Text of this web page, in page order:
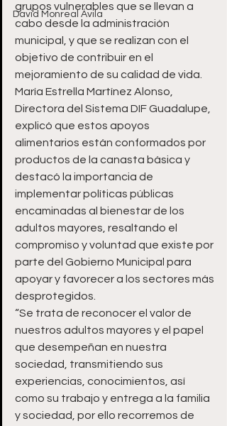
David Monreal Ávila
grupos vulnerables que se llevan a
cabo desde la administración
municipal, y que se realizan con el
objetivo de contribuir en el
mejoramiento de su calidad de vida.
María Estrella Martínez Alonso,
Directora del Sistema DIF Guadalupe,
explicó que estos apoyos
alimentarios están conformados por
productos de la canasta básica y
destacó la importancia de
implementar políticas públicas
encaminadas al bienestar de los
adultos mayores, resaltando el
compromiso y voluntad que existe por
parte del Gobierno Municipal para
apoyar y favorecer a los sectores más
desprotegidos.
“Se trata de reconocer el valor de
nuestros adultos mayores y el papel
que desempeñan en nuestra
sociedad, transmitiendo sus
experiencias, conocimientos, así
como su trabajo y entrega a la familia
y sociedad, por ello recorremos de